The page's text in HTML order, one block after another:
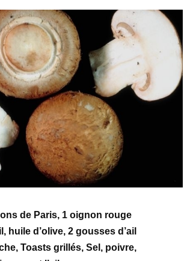
de Paris, 1 oignon rouge
huile d’olive, 2 gousses d’ail
Toasts grillés, Sel, poivre,